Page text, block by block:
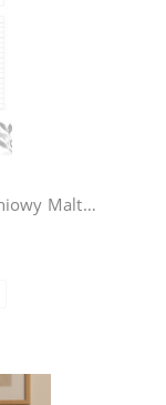
Planer ścienny miesięczny i tygodniowy Maltańczyk Violet